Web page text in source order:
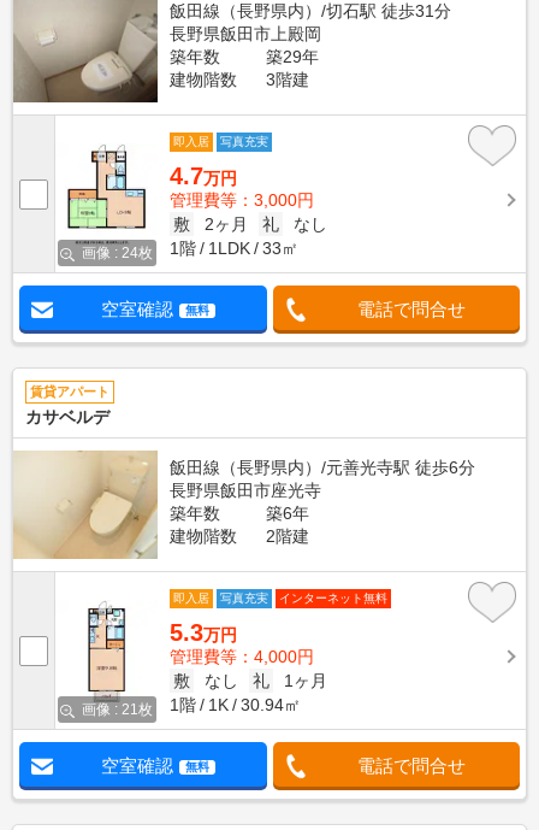
飯田線（長野県内）/切石駅 徒歩31分
長野県飯田市上殿岡
築年数
築29年
建物階数
3階建
画像 : 24枚
即入居 写真充実
4.7万円
管理費等：3,000円
敷
2ヶ月 礼
なし
1階
1LDK 33㎡
空室確認 無料 電話で問合せ
賃貸アパート
カサベルデ
飯田線（長野県内）/元善光寺駅 徒歩6分
長野県飯田市座光寺
築年数
築6年
建物階数
2階建
画像 : 21枚
即入居 写真充実 インターネット無料
5.3万円
管理費等：4,000円
敷
なし 礼
1ヶ月
1階
1K 30.94㎡
空室確認 無料 電話で問合せ